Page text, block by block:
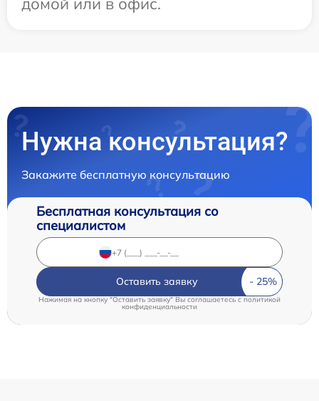
Нужна консультация?
Закажите бесплатную консультацию
Бесплатная консультация со
специалистом
Оставить заявку
Нажимая на кнопку "Оставить заявку" Вы соглашаетесь c политикой
конфиденциальности